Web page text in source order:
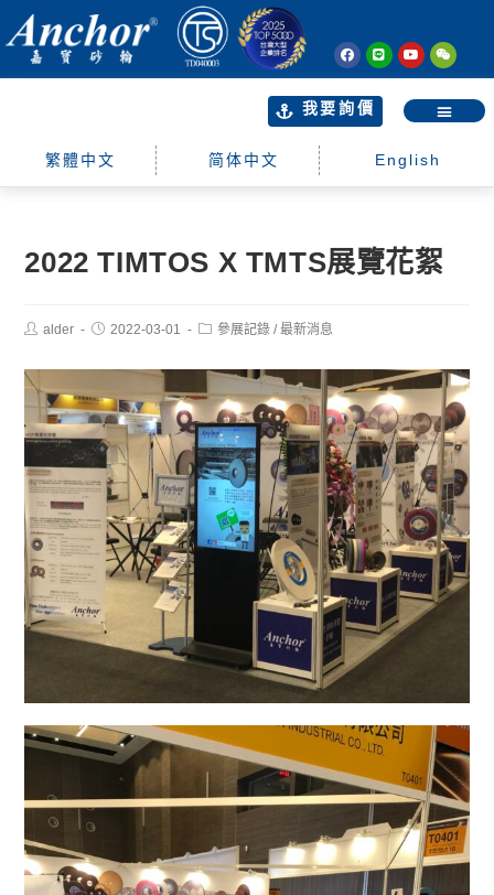
我要詢價
繁體中文 简体中文 English
2022 TIMTOS X TMTS展覽花絮
alder 2022-03-01 參展記錄 /最新消息